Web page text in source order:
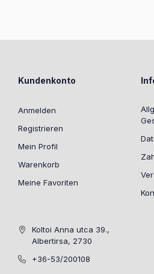
Kundenkonto
Anmelden
Registrieren
Mein Profil
Warenkorb
Meine Favoriten
Koltoi Anna utca 39.,
Albertirsa, 2730
+36-53/200108